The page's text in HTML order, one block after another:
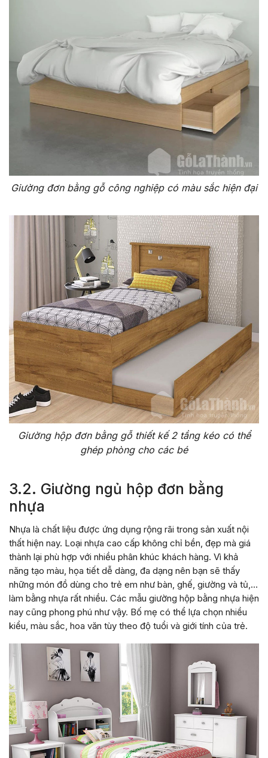
Giường đơn bằng gỗ công nghiệp có màu sắc hiện đại
Giường hộp đơn bằng gỗ thiết kế 2 tầng kéo có thể
ghép phòng cho các bé
3.2. Giường ngủ hộp đơn bằng
nhựa
Nhựa là chất liệu được ứng dụng rộng rãi trong sản xuất nội
thất hiện nay. Loại nhựa cao cấp không chỉ bền, đẹp mà giá
thành lại phù hợp với nhiều phân khúc khách hàng. Vì khả
năng tạo màu, họa tiết dễ dàng, đa dạng nên bạn sẽ thấy
những món đồ dùng cho trẻ em như bàn, ghế, giường và tủ,…
làm bằng nhựa rất nhiều. Các mẫu giường hộp bằng nhựa hiện
nay cũng phong phú như vậy. Bố mẹ có thể lựa chọn nhiều
kiểu, màu sắc, hoa văn tùy theo độ tuổi và giới tính của trẻ.